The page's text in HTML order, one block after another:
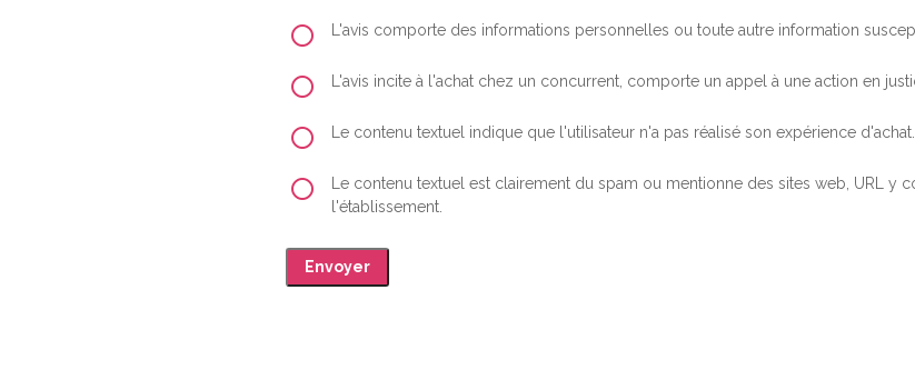
L'avis comporte des informations personnelles ou toute autre information
L'avis incite à l'achat chez un concurrent, comporte un appel à une action en
Le contenu textuel indique que l'utilisateur n'a pas réalisé son expérience d'achat.
Le contenu textuel est clairement du spam ou mentionne des sites web, URL y
l'établissement.
Envoyer